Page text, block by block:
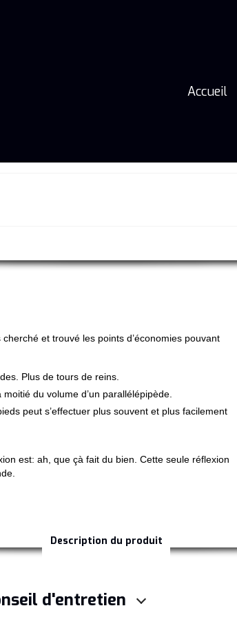
Accueil
et trouvé les points d’économies pouvant
Plus de tours de reins.
du volume d’un parallélépipède.
peut s’effectuer plus souvent et plus facilement
est: ah, que çà fait du bien. Cette seule réflexion
Description du produit
d'entretien